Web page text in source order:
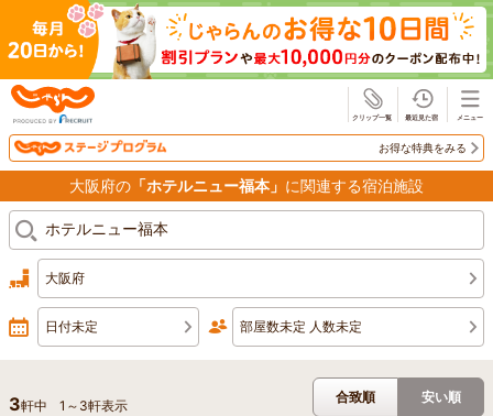
お得な特典をみる
大阪府の 「ホテルニュー福本」 に関連する宿泊施設
大阪府
日付未定 部屋数未定 人数未定
3軒中 1 ～ 3軒表示
合致順 安い順